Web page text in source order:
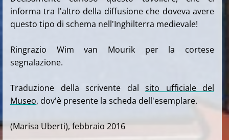
informa tra l'altro della diffusione che doveva avere
questo tipo di schema nell'Inghilterra medievale!
Ringrazio Wim van Mourik per la cortese
segnalazione.
Traduzione della scrivente dalsito ufficiale del
Museo, dov'è presente la scheda dell'esemplare.
(Marisa Uberti), febbraio 2016